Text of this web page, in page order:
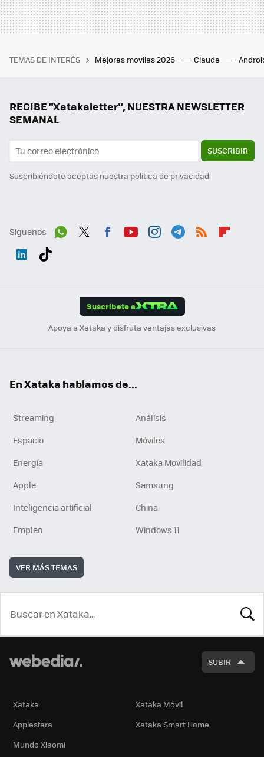
TEMAS DE INTERÉS Mejores moviles 2026 Claude
RECIBE "Xatakaletter", NUESTRA NEWSLETTER
SEMANAL
SUSCRIBIR
Suscribiéndote aceptas nuestra política de privacidad
Síguenos
Suscríbete a
Apoya a Xataka y disfruta ventajas exclusivas
En Xataka hablamos de...
Streaming
Análisis
Espacio
Móviles
Energía
Xataka Movilidad
Apple
Samsung
Inteligencia artificial
China
Empleo
Windows 11
VER MÁS TEMAS
SUBIR
Xataka
Xataka Móvil
Applesfera
Xataka Smart Home
Mundo Xiaomi